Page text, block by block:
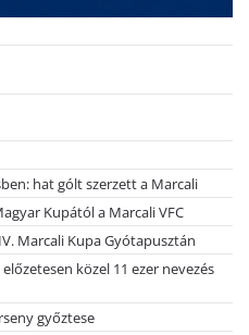
hat gólt szerzett a Marcali
Kupától a Marcali VFC
Marcali Kupa Gyótapusztán
közel 11 ezer nevezés
győztese